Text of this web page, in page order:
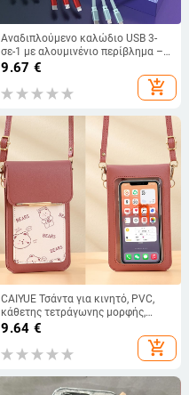
Αναδιπλούμενο καλώδιο USB 3-
σε-1 με αλουμινένιο περίβλημα –
100W γρήγορη φόρτιση, Lightning,
9.67 €
add_shopping_cart
CAIYUE Τσάντα για κινητό, PVC,
κάθετης τετράγωνης μορφής,
άνοιγμα με κορδόνι και αγκράφα,
εσωτερική θήκη για κέρματα
9.64 €
add_shopping_cart